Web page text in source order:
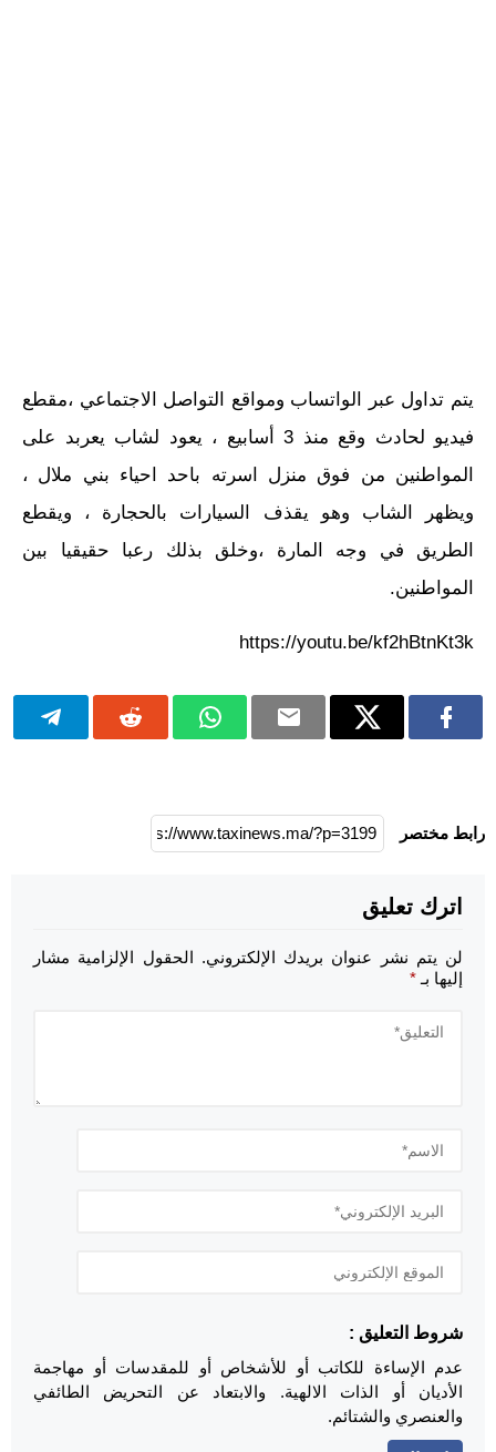
يتم تداول عبر الواتساب ومواقع التواصل الاجتماعي ،مقطع
فيديو لحادث وقع منذ 3 أسابيع ، يعود لشاب يعربد على
المواطنين من فوق منزل اسرته باحد احياء بني ملال ،
ويظهر الشاب وهو يقذف السيارات بالحجارة ، ويقطع
الطريق في وجه المارة ،وخلق بذلك رعبا حقيقيا بين
المواطنين.
https://youtu.be/kf2hBtnKt3k
رابط مختصر
اترك تعليق
لن يتم نشر عنوان بريدك الإلكتروني. الحقول الإلزامية مشار
إليها بـ *
شروط التعليق :
عدم الإساءة للكاتب أو للأشخاص أو للمقدسات أو مهاجمة
الأديان أو الذات الالهية. والابتعاد عن التحريض الطائفي
والعنصري والشتائم.